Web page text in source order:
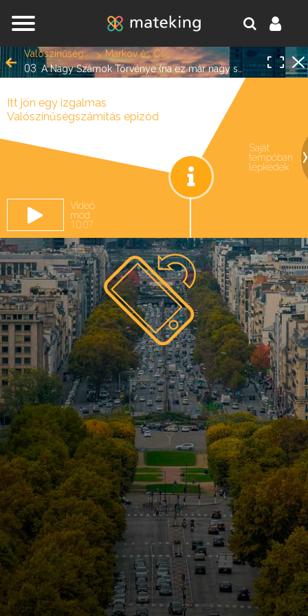
ValószínűségszámításMarkov és Csebisev egyenlőtlenségek
A Nagy Számok Törvénye (na ez már nagy szám)
03
Itt jön egy izgalmas
Valószínűségszámítás epizód
Videó
mód
10:07
Saját
tempóban
lépkedek